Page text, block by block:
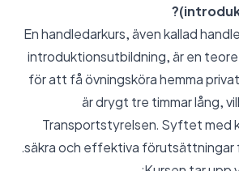
En handledarkurs, även kallad
introduktionsutbildning, är en
för att få övningsköra hemma
är drygt tre timmar lång,
Transportstyrelsen. Syftet med
säkra och effektiva förutsättningar